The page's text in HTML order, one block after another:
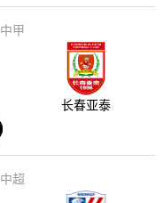
中甲
长春亚泰
中超